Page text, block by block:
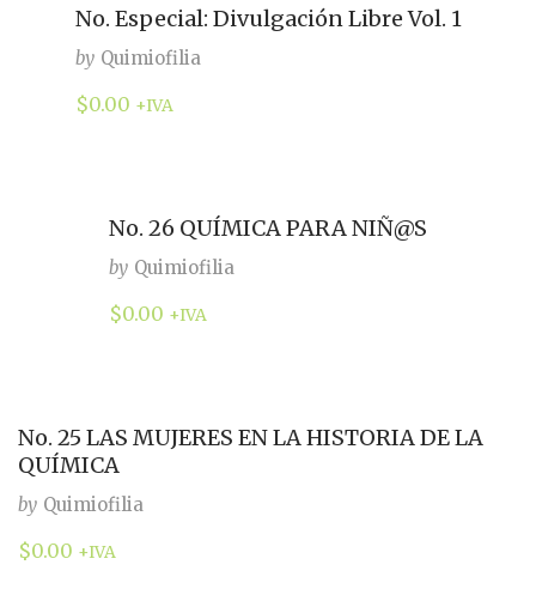
No. Especial: Divulgación Libre Vol. 1
by Quimiofilia
$0.00 +IVA
No. 26 QUÍMICA PARA NIÑ@S
by Quimiofilia
$0.00 +IVA
No. 25 LAS MUJERES EN LA HISTORIA DE LA
QUÍMICA
by Quimiofilia
$0.00 +IVA